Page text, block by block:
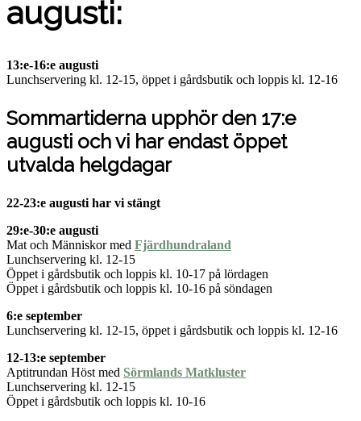
augusti:
13:e-16:e augusti
Lunchservering kl. 12-15, öppet i gårdsbutik och loppis kl. 12-16
Sommartiderna upphör den 17:e
augusti och vi har endast öppet
utvalda helgdagar
22-23:e augusti har vi stängt
29:e-30:e augusti
Mat och Människor med Fjärdhundraland
Lunchservering kl. 12-15
Öppet i gårdsbutik och loppis kl. 10-17 på lördagen
Öppet i gårdsbutik och loppis kl. 10-16 på söndagen
6:e september
Lunchservering kl. 12-15, öppet i gårdsbutik och loppis kl. 12-16
12-13:e september
Aptitrundan Höst med Sörmlands Matkluster
Lunchservering kl. 12-15
Öppet i gårdsbutik och loppis kl. 10-16